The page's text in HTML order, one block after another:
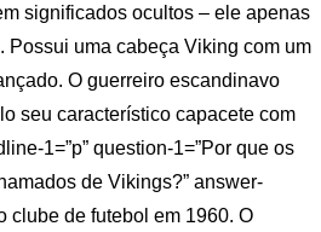
significados ocultos – ele apenas
Possui uma cabeça Viking com um
O guerreiro escandinavo
seu característico capacete com
1=”p” question-1=”Por que os
de Vikings?” answer-
clube de futebol em 1960. O